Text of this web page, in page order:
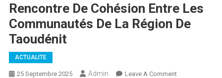
Rencontre De Cohésion Entre Les
Communautés De La Région De
Taoudénit
ACTUALITE
25 Septembre 2025 Admin Leave A Comment